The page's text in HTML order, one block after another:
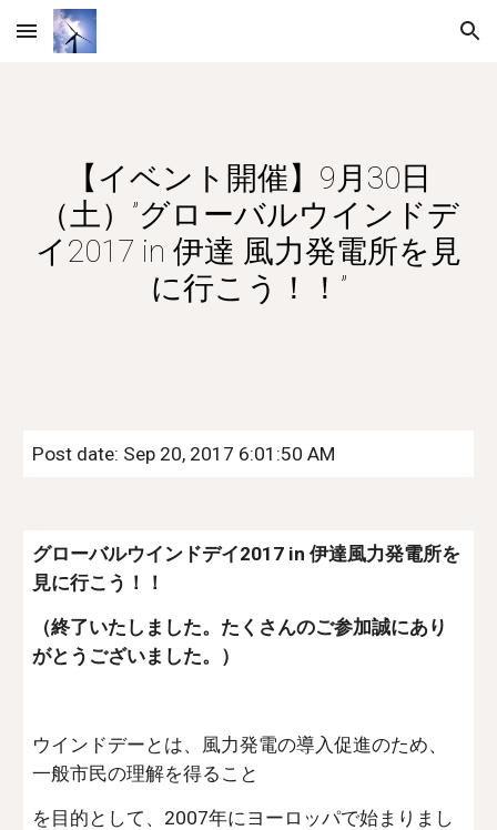
Skip to main content Skip to navigation
【イベント開催】9月30日
（土）”グローバルウインドデ
イ2017 in 伊達 風力発電所を見
に行こう！！”
Post date: Sep 20, 2017 6:01:50 AM
グローバルウインドデイ2017 in 伊達風力発電所を
見に行こう！！
（終了いたしました。たくさんのご参加誠にあり
がとうございました。）
ウインドデーとは、風力発電の導入促進のため、
一般市民の理解を得ること
を目的として、2007年にヨーロッパで始まりまし